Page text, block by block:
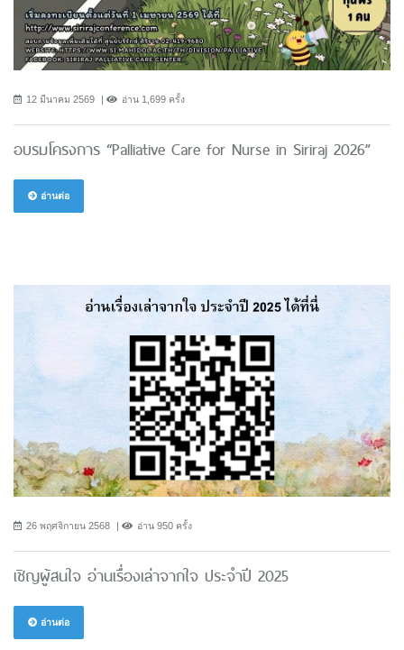
12 มีนาคม 2569 อ่าน 1,699 ครั้ง
อบรมโครงการ “Palliative Care for Nurse in Siriraj 2026”
อ่านต่อ
26 พฤศจิกายน 2568 อ่าน 950 ครั้ง
เชิญผู้สนใจ อ่านเรื่องเล่าจากใจ ประจำปี 2025
อ่านต่อ